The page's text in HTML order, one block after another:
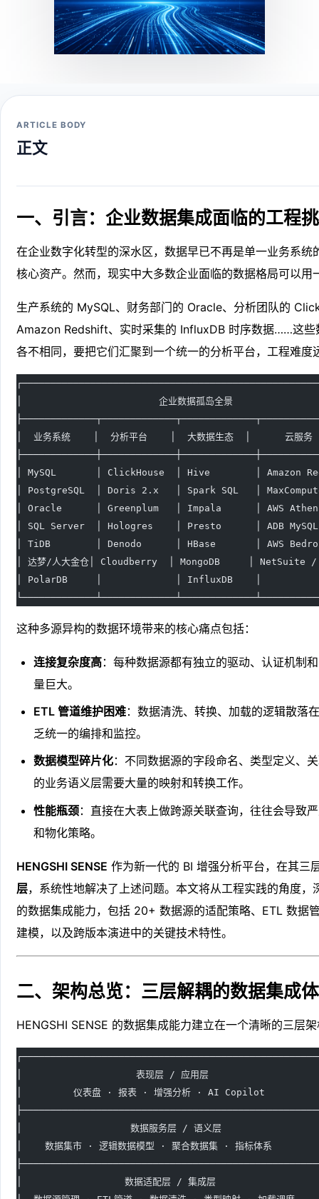
ARTICLE BODY
正文
一、引言：企业数据集成面临的工程
在企业数字化转型的深水区，数据早已不再是单一业务系统
核心资产。然而，现实中大多数企业面临的数据格局可以
生产系统的 MySQL、财务部门的 Oracle、分析团队的
Amazon Redshift、实时采集的 InfluxDB 时序数据……这些
各不相同，要把它们汇聚到一个统一的分析平台，工程难度
│                        企业数据孤岛全景
│  业务系统    │  分析平台    │  大数据生态  │      云
│ MySQL       │ ClickHouse  │ Hive        │ Amazon
│ PostgreSQL  │ Doris 2.x   │ Spark SQL   │
│ Oracle      │ Greenplum   │ Impala      │ AWS
│ SQL Server  │ Hologres    │ Presto      │ ADB
│ TiDB        │ Denodo      │ HBase       │ AWS
│ 达梦/人大金仓│ Cloudberry  │ MongoDB     │ NetSuite /
│ PolarDB     │             │ InfluxDB    │
这种多源异构的数据环境带来的核心痛点包括：
连接复杂度高：每种数据源都有独立的驱动、认证机制
量巨大。
ETL 管道维护困难：数据清洗、转换、加载的逻辑散落
乏统一的编排和监控。
数据模型碎片化：不同数据源的字段命名、类型定义、
的业务语义层需要大量的映射和转换工作。
性能瓶颈：直接在大表上做跨源关联查询，往往会导致
和物化策略。
HENGSHI SENSE 作为新一代的 BI 增强分析平台，在其三
层，系统性地解决了上述问题。本文将从工程实践的角度，
的数据集成能力，包括 20+ 数据源的适配策略、ETL 数据
建模，以及跨版本演进中的关键技术特性。
二、架构总览：三层解耦的数据集成
HENGSHI SENSE 的数据集成能力建立在一个清晰的三层
│                    表现层 / 应用层
│         仪表盘 · 报表 · 增强分析 · AI Copilot
│                   数据服务层 / 语义层
│    数据集市 · 逻辑数据模型 · 聚合数据集 · 指标体系
│                  数据适配层 / 集成层